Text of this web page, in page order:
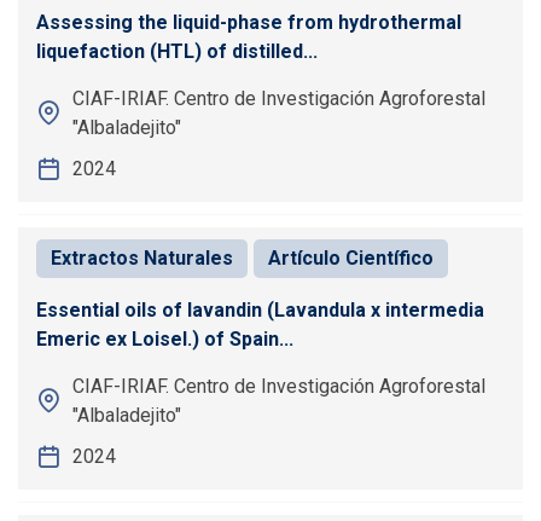
Assessing the liquid-phase from hydrothermal
liquefaction (HTL) of distilled...
CIAF-IRIAF. Centro de Investigación Agroforestal
"Albaladejito"
2024
Extractos Naturales Artículo Científico
Essential oils of lavandin (Lavandula x intermedia
Emeric ex Loisel.) of Spain...
CIAF-IRIAF. Centro de Investigación Agroforestal
"Albaladejito"
2024